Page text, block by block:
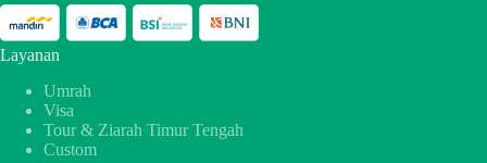
Layanan
Umrah
Visa
Tour & Ziarah Timur Tengah
Custom